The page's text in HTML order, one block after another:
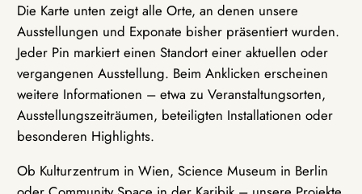
Die Karte unten zeigt alle Orte, an denen unsere
Ausstellungen und Exponate bisher präsentiert wurden.
Jeder Pin markiert einen Standort einer aktuellen oder
vergangenen Ausstellung. Beim Anklicken erscheinen
weitere Informationen – etwa zu Veranstaltungsorten,
Ausstellungszeiträumen, beteiligten Installationen oder
besonderen Highlights.
Ob Kulturzentrum in Wien, Science Museum in Berlin